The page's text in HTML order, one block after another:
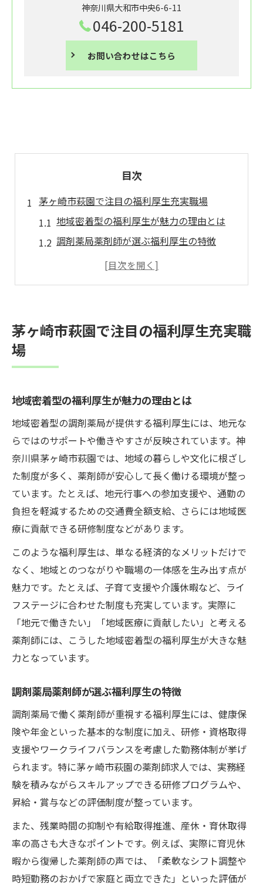
神奈川県大和市中央6-6-11
046-200-5181
お問い合わせはこちら
目次
茅ヶ崎市萩園で注目の福利厚生充実職場
地域密着型の福利厚生が魅力の理由とは
調剤薬局薬剤師が選ぶ福利厚生の特徴
茅ヶ崎市萩園で働くメリットと福利厚生
薬剤師に必要な福利厚生の具体例を紹介
調剤薬局で重視される福利厚生の内容
薬剤師が安心できる福利厚生のポイント
調剤薬局求人選びで重視する福利厚生ポイント
薬剤師求人で注目すべき福利厚生の要素
調剤薬局選びに役立つ福利厚生の比較法
求人情報から読み解く福利厚生の充実度
福利厚生を見極めるチェックポイント
福利厚生なら茅ヶ崎市萩園で安心キャリアを
長期キャリアに役立つ福利厚生の実例
茅ヶ崎市萩園の福利厚生で安定した働き方
薬剤師が安心して働ける福利厚生の条件
福利厚生が叶えるキャリア設計のポイント
転職で求められる福利厚生の魅力を紹介
調剤薬局の福利厚生制度を徹底解説
薬剤師求人で重視すべき福利厚生とは
福利厚生が充実した求人の見極め方
働きやすさを高める福利厚生の内容
応募時に注目したい福利厚生の種類
ホワイト企業発見に役立つ福利厚生の見極め方
ホワイト企業選びの福利厚生チェック法
福利厚生でわかる働きやすい企業の特徴
薬剤師が注目すべき福利厚生の基準とは
見逃せない福利厚生のポイントを紹介
茅ヶ崎市萩園で注目の福利厚生充実職
場
地域密着型の福利厚生が魅力の理由とは
地域密着型の調剤薬局が提供する福利厚生には、地元な
らではのサポートや働きやすさが反映されています。神
奈川県茅ヶ崎市萩園では、地域の暮らしや文化に根ざし
た制度が多く、薬剤師が安心して長く働ける環境が整っ
ています。たとえば、地元行事への参加支援や、通勤の
負担を軽減するための交通費全額支給、さらには地域医
療に貢献できる研修制度などがあります。
このような福利厚生は、単なる経済的なメリットだけで
なく、地域とのつながりや職場の一体感を生み出す点が
魅力です。たとえば、子育て支援や介護休暇など、ライ
フステージに合わせた制度も充実しています。実際に
「地元で働きたい」「地域医療に貢献したい」と考える
薬剤師には、こうした地域密着型の福利厚生が大きな魅
力となっています。
調剤薬局薬剤師が選ぶ福利厚生の特徴
調剤薬局で働く薬剤師が重視する福利厚生には、健康保
険や年金といった基本的な制度に加え、研修・資格取得
支援やワークライフバランスを考慮した勤務体制が挙げ
られます。特に茅ヶ崎市萩園の薬剤師求人では、実務経
験を積みながらスキルアップできる研修プログラムや、
昇給・賞与などの評価制度が整っています。
また、残業時間の抑制や有給取得推進、産休・育休取得
率の高さも大きなポイントです。例えば、実際に育児休
暇から復帰した薬剤師の声では、「柔軟なシフト調整や
時短勤務のおかげで家庭と両立できた」といった評価が